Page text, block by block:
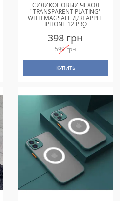
СИЛИКОНОВЫЙ ЧЕХОЛ
"TRANSPARENT PLATING"
WITH MAGSAFE ДЛЯ APPLE
IPHONE 12 PRO
ФИОЛЕТОВЫЙ
398 грн
599 грн
КУПИТЬ